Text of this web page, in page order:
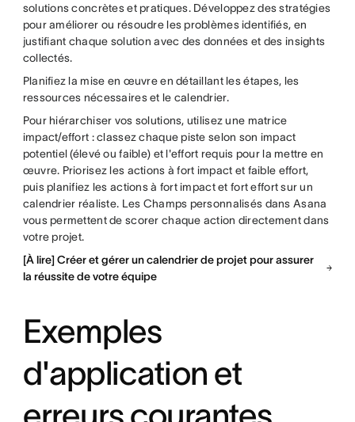
solutions concrètes et pratiques. Développez des stratégies
pour améliorer ou résoudre les problèmes identifiés, en
justifiant chaque solution avec des données et des insights
collectés.
Planifiez la mise en œuvre en détaillant les étapes, les
ressources nécessaires et le calendrier.
Pour hiérarchiser vos solutions, utilisez une matrice
impact/effort : classez chaque piste selon son impact
potentiel (élevé ou faible) et l'effort requis pour la mettre en
œuvre. Priorisez les actions à fort impact et faible effort,
puis planifiez les actions à fort impact et fort effort sur un
calendrier réaliste. Les Champs personnalisés dans Asana
vous permettent de scorer chaque action directement dans
votre projet.
[À lire] Créer et gérer un calendrier de projet pour assurer
la réussite de votre équipe
Exemples
d'application et
erreurs courantes